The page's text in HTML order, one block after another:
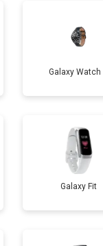
от 1500 ₽
от 2000 ₽
Galaxy Watch
Galaxy Fit